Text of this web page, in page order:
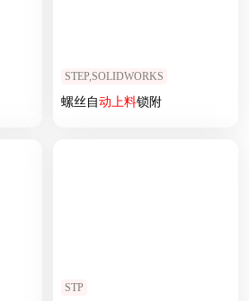
STEP,SOLIDWORKS
螺丝自动上料锁附
STP